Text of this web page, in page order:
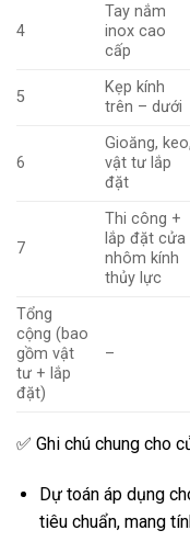
4
Tay nắm
inox cao
cấp
5
Kẹp kính
trên – dưới
6
Gioăng, keo,
vật tư lắp
đặt
7
Thi công +
lắp đặt cửa
nhôm kính
thủy lực
Tổng
cộng (bao
gồm vật
tư + lắp
đặt)
–
✅ Ghi chú chung cho
Dự toán áp dụng
tiêu chuẩn, mang